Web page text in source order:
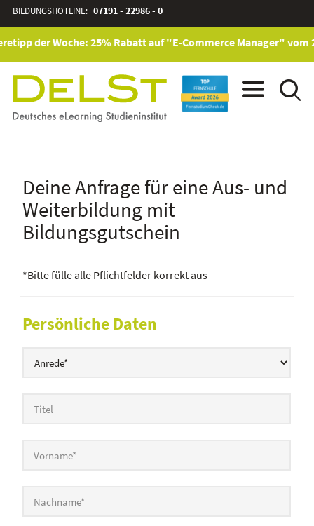
BILDUNGSHOTLINE: 07191 - 22986 - 0
der Woche: 25% Rabatt auf "E-Commerce Manager" vom
Deine Anfrage für eine Aus- und
Weiterbildung mit
Bildungsgutschein
*Bitte fülle alle Pflichtfelder korrekt aus
Persönliche Daten